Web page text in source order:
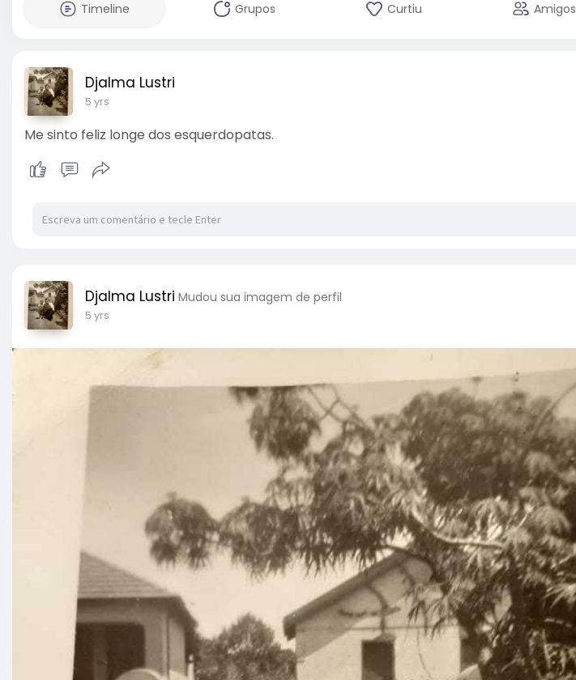
Timeline Grupos Curtiu Amigos
Djalma Lustri
5 yrs
Me sinto feliz longe dos esquerdopatas.
Djalma Lustri Mudou sua imagem de perfil
5 yrs